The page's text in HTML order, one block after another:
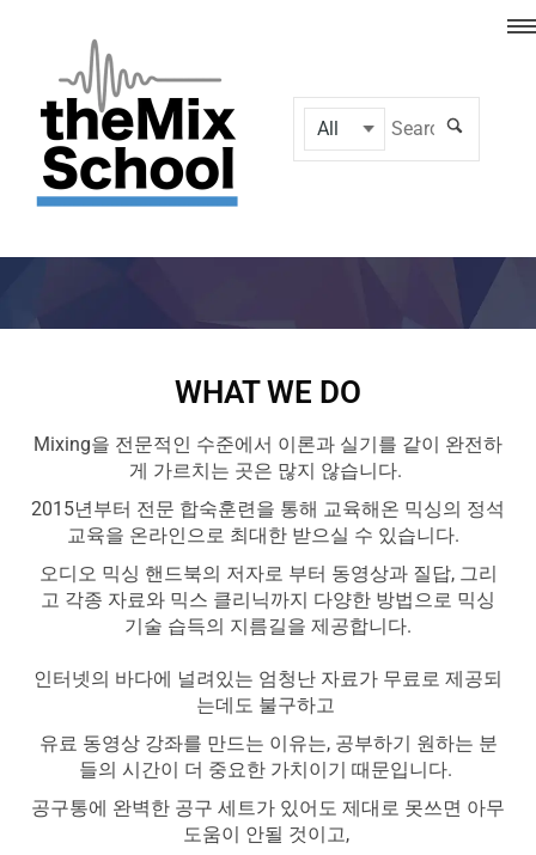
WHAT WE DO
Mixing을 전문적인 수준에서 이론과 실기를 같이 완전하
게 가르치는 곳은 많지 않습니다.
2015년부터 전문 합숙훈련을 통해 교육해온 믹싱의 정석
교육을 온라인으로 최대한 받으실 수 있습니다.
오디오 믹싱 핸드북의 저자로 부터 동영상과 질답, 그리
고 각종 자료와 믹스 클리닉까지 다양한 방법으로 믹싱
기술 습득의 지름길을 제공합니다.
인터넷의 바다에 널려있는 엄청난 자료가 무료로 제공되
는데도 불구하고
유료 동영상 강좌를 만드는 이유는, 공부하기 원하는 분
들의 시간이 더 중요한 가치이기 때문입니다.
공구통에 완벽한 공구 세트가 있어도 제대로 못쓰면 아무
도움이 안될 것이고,